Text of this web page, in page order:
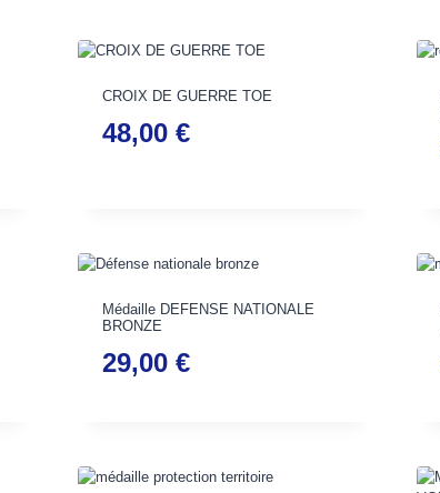
CROIX DE GUERRE TOE
48,00€
Médaille DEFENSE NATIONALE
BRONZE
29,00€